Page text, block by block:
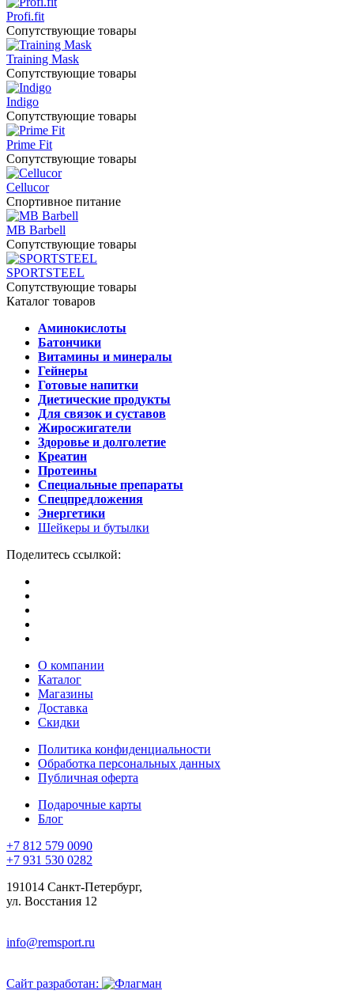
Profi.fit
Сопутствующие товары
Training Mask
Сопутствующие товары
Indigo
Сопутствующие товары
Prime Fit
Сопутствующие товары
Cellucor
Спортивное питание
MB Barbell
Сопутствующие товары
SPORTSTEEL
Сопутствующие товары
Каталог товаров
Аминокислоты
Батончики
Витамины и минералы
Гейнеры
Готовые напитки
Диетические продукты
Для связок и суставов
Жиросжигатели
Здоровье и долголетие
Креатин
Протеины
Специальные препараты
Спецпредложения
Энергетики
Шейкеры и бутылки
Поделитесь ссылкой:
О компании
Каталог
Магазины
Доставка
Скидки
Политика конфиденциальности
Обработка персональных данных
Публичная оферта
Подарочные карты
Блог
+7 812 579 0090
+7 931 530 0282
191014 Санкт-Петербург,
ул. Восстания 12
info@remsport.ru
Сайт разработан: